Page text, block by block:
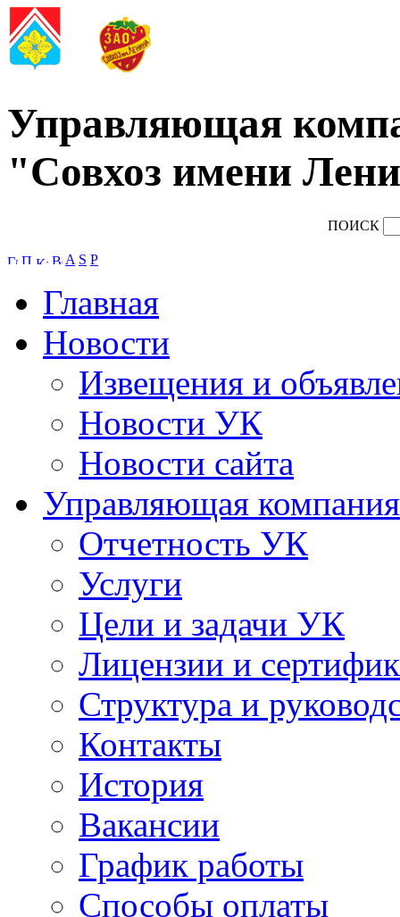
Управляющая
"Совхоз имени
ПОИСК
A S P
Главная
Новости
Извещения и
Новости УК
Новости сайта
Управляющая компания
Отчетность УК
Услуги
Цели и задачи УК
Лицензии и
Структура и
Контакты
История
Вакансии
График работы
Способы оплаты